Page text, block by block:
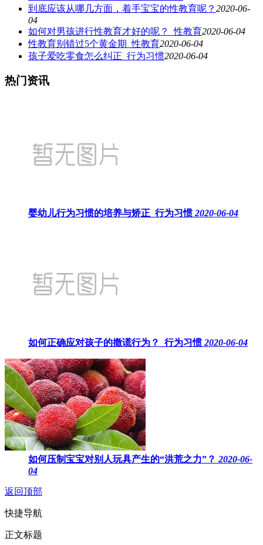
到底应该从哪几方面，着手宝宝的性教育呢？ 2020-06-
04
如何对男孩进行性教育才好的呢？_性教育2020-06-04
性教育别错过5个黄金期_性教育2020-06-04
孩子爱吃零食怎么纠正_行为习惯2020-06-04
热门资讯
婴幼儿行为习惯的培养与矫正_行为习惯 2020-06-04
如何正确应对孩子的撒谎行为？_行为习惯 2020-06-04
如何压制宝宝对别人玩具产生的“洪荒之力”？ 2020-06-
04
返回顶部
快捷导航
正文标题